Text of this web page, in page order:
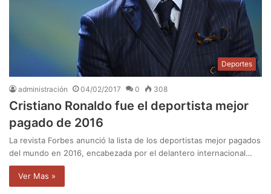
Deportes
administración 04/02/2017 0 308
Cristiano Ronaldo fue el deportista mejor
pagado de 2016
La revista Forbes anunció la lista de los deportistas mejor pagados
del mundo en 2016, encabezada por el delantero internacional…
Ver Mas »